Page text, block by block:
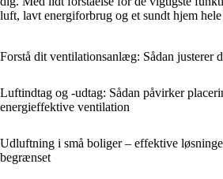
luft, lavt energiforbrug og et sundt hjem hele
Forstå dit ventilationsanlæg: Sådan justerer
Luftindtag og -udtag: Sådan påvirker
energieffektive ventilation
Udluftning i små boliger – effektive
begrænset